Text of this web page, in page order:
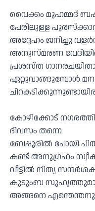
വൈക്കം മുഹമ്മദ്
പേരിലുള്ള
അദ്ദേഹം ജനിച്ചു
അനുസ്മരണ
പ്രശസ്ത
ഏറ്റുവാങ്ങുമ്പോൾ
കോഴിക്കോട്
ദിവസം തന്നെ
ബേപ്പൂരിൽ പോയി
കണ്ട് അനുഗ്രഹം
വീട്ടിൽ നിത്യ
കുടുംബ
അങ്ങനെ